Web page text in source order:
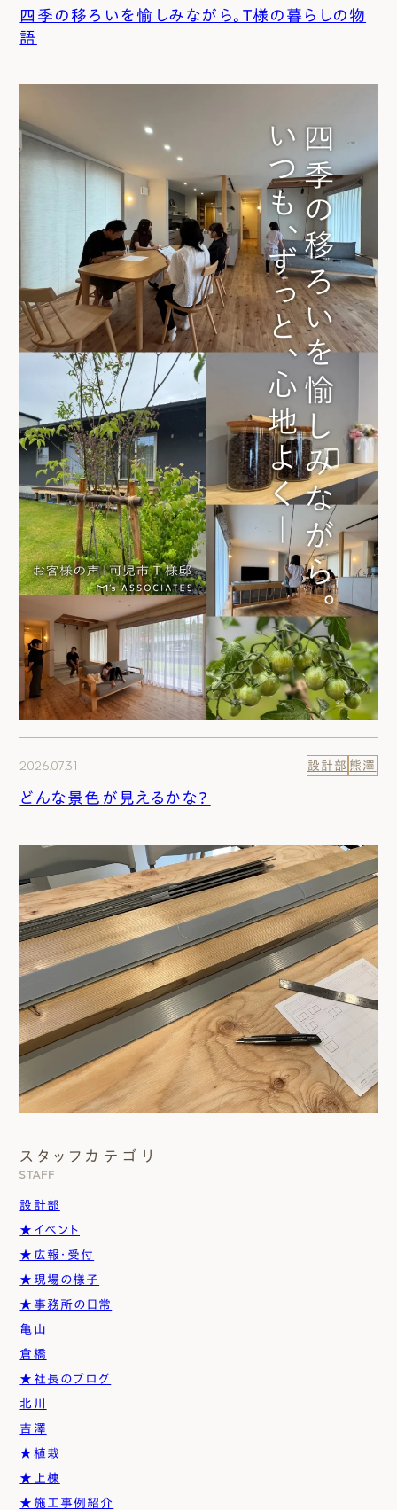
四季の移ろいを愉しみながら。T様の暮らしの物
語
2026.07.31 設計部 熊澤
どんな景色が見えるかな？
スタッフカテゴリ
STAFF
設計部
★イベント
★広報・受付
★現場の様子
★事務所の日常
亀山
倉橋
★社長のブログ
北川
吉澤
★植栽
★上棟
★施工事例紹介